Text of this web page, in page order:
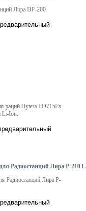
Лира DP-200
раций Hytera PD715Ex
Li-Ion.
Радиостанций Лира P-210 L
Радиостанций Лира P-